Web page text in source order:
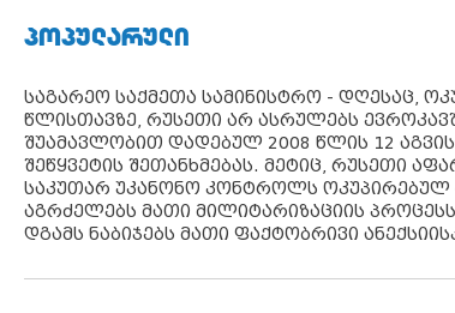
ᲞᲝᲞᲣᲚᲐᲠᲣᲚᲘ
საგარეო საქმეთა სამინისტრო - დღესაც,
წლისთავზე, რუსეთი არ ასრულებს
შუამავლობით დადებულ 2008 წლის 12
შეწყვეტის შეთანხმებას. მეტიც, რუსეთი
საკუთარ უკანონო კონტროლს ოკუპირებულ
აგრძელებს მათი მილიტარიზაციის
დგამს ნაბიჯებს მათი ფაქტობრივი